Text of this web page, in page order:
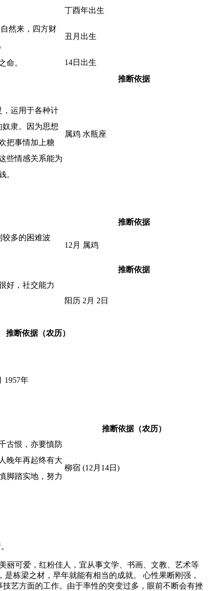
丁酉年出生
然来，四方财
丑月出生
命。
14日出生
推断依据
运用于各种计
隶。因为思想
把事情加上糖
些情感关系能为
。
属鸡 水瓶座
推断依据
多的困难波
12月 属鸡
推断依据
好，社交能力
阳历 2月 2日
推断依据（农历）
1957年
推断依据（农历）
古恨，亦要慎防
晚年再起终有大
脚踏实地，努力
柳宿 (12月14日)
丽可爱，红粉佳人，宜从事文学、书画、文教、艺术等
栋梁之材，早年就能有相当的成就。 心性果断刚强，
艺方面的工作。由于率性的突变过多，眼前不断会有挫